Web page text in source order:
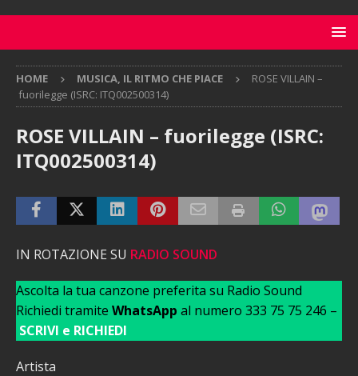
HOME MUSICA, IL RITMO CHE PIACE
ROSE VILLAIN –
fuorilegge (ISRC: ITQ002500314)
ROSE VILLAIN – fuorilegge (ISRC:
ITQ002500314)
IN ROTAZIONE SU RADIO SOUND
Ascolta la tua canzone preferita su Radio Sound
Richiedi tramite WhatsApp al numero 333 75 75 246 –
SCRIVI e RICHIEDI
Artista